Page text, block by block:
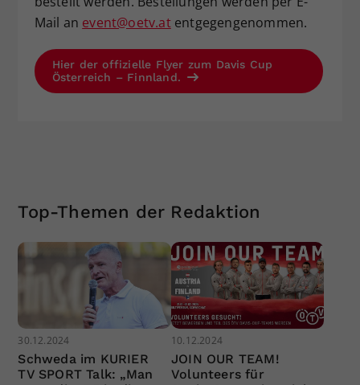
Mail an event@oetv.atentgegengenommen.
Hier der offizielle Flyer zum Davis Cup
Österreich – Finnland.
Top-Themen der Redaktion
30.12.2024
Schweda im KURIER
TV SPORT Talk: „Man
10.12.2024
JOIN OUR TEAM!
Volunteers für